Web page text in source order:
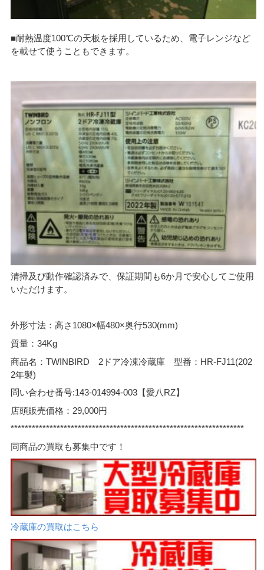
■耐熱温度100℃の天板を採用しているため、電子レンジなど
を載せて使うこともできます。
清掃及び動作確認済みで、保証期間も6か月で安心してご使用
いただけます。
外形寸法：高さ1080×幅480×奥行530(mm)
質量：34Kg
商品名：TWINBIRD 2ドア冷凍冷蔵庫 型番：HR-FJ11(202
2年製)
問い合わせ番号:143-014994-003【愛八RZ】
店頭販売価格：29,000円
******************************************************************
同商品の買取も募集中です！
冷蔵庫の買取はこちら